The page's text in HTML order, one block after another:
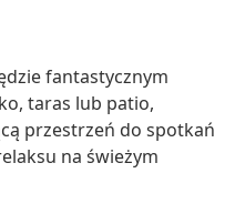
fantastycznym
taras lub patio,
przestrzeń do spotkań
na świeżym